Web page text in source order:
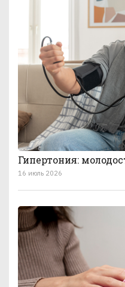
Гипертония:
16 июль 2026